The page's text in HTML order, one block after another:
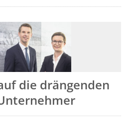
die drängenden